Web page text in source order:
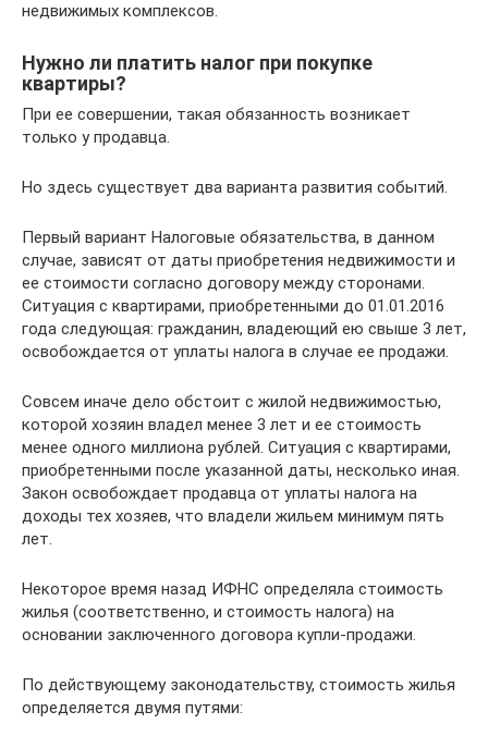
недвижимых комплексов.
Нужно ли платить налог при покупке
квартиры?
При ее совершении, такая обязанность возникает
только у продавца.
Но здесь существует два варианта развития событий.
Первый вариант Налоговые обязательства, в данном
случае, зависят от даты приобретения недвижимости и
ее стоимости согласно договору между сторонами.
Ситуация с квартирами, приобретенными до 01.01.2016
года следующая: гражданин, владеющий ею свыше 3 лет,
освобождается от уплаты налога в случае ее продажи.
Совсем иначе дело обстоит с жилой недвижимостью,
которой хозяин владел менее 3 лет и ее стоимость
менее одного миллиона рублей. Ситуация с квартирами,
приобретенными после указанной даты, несколько иная.
Закон освобождает продавца от уплаты налога на
доходы тех хозяев, что владели жильем минимум пять
лет.
Некоторое время назад ИФНС определяла стоимость
жилья (соответственно, и стоимость налога) на
основании заключенного договора купли-продажи.
По действующему законодательству, стоимость жилья
определяется двумя путями: